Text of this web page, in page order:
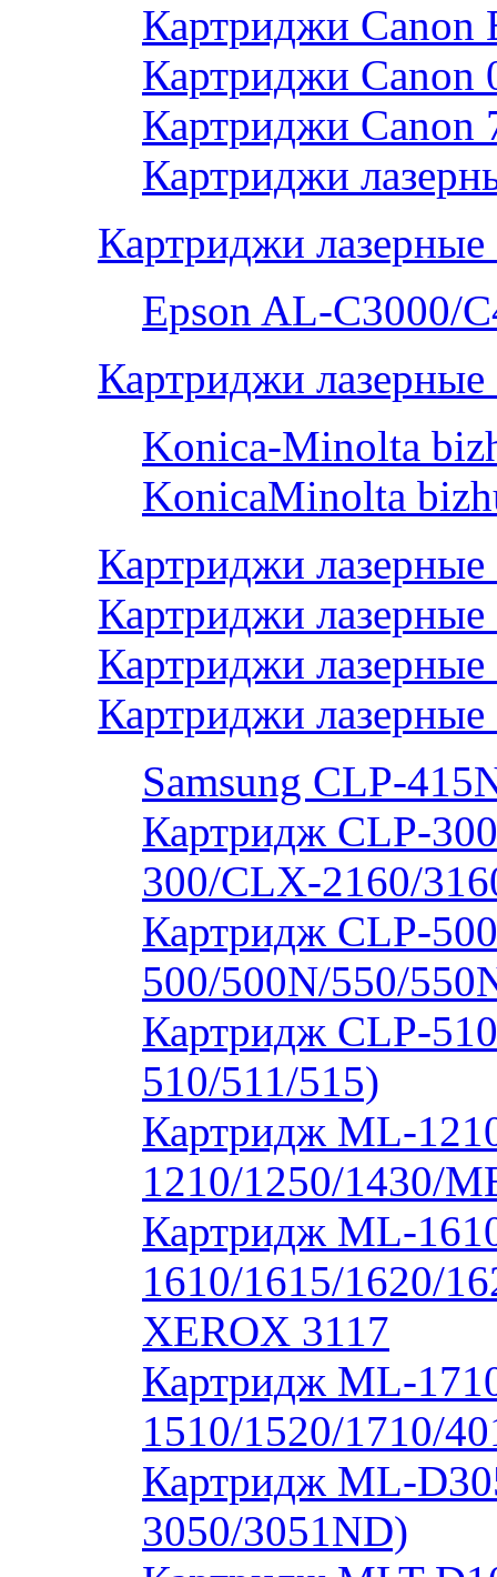
Картриджи Canon
Картриджи Canon
Картриджи Canon
Картриджи
Картриджи лазерные
Epson AL-С3000/
Картриджи
Konica-Minolta
KonicaMinolta
Картриджи
Картриджи лазерные
Картриджи лазерные
Картриджи лазерные
Samsung CLP-
Картридж CLP-
300/CLX-2160/
Картридж CLP-
500/500N/550/
Картридж CLP-
510/511/515)
Картридж ML-
1210/1250/1430/
Картридж ML-
1610/1615/1620/
XEROX 3117
Картридж ML-
1510/1520/1710/
Картридж ML-
3050/3051ND)